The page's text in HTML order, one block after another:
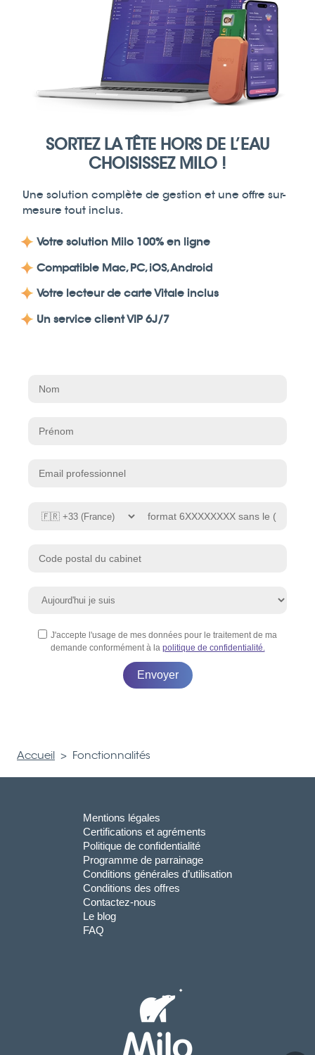
SORTEZ LA TÊTE HORS DE L’EAU
CHOISISSEZ MILO !
Une solution complète de gestion et une offre sur-
mesure tout inclus.
Votre solution Milo 100% en ligne
Compatible Mac,PC, iOS, Android
Votre lecteur de carte Vitale inclus
Un service client VIP 6J/7
Accueil > Fonctionnalités
Mentions légales
Certifications et agréments
Politique de confidentialité
Programme de parrainage
Conditions générales d’utilisation
Conditions des offres
Contactez-nous
Le blog
FAQ